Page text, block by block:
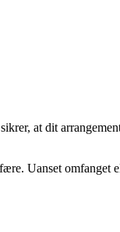
at dit
Uanset omfanget